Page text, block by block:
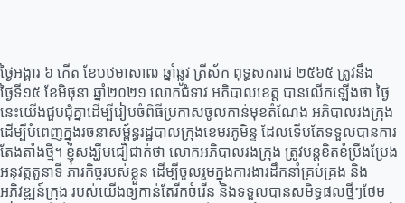
ថ្ងៃអង្គារ ៦ កើត ខែបឋមាសាឍ ឆ្នាំឆ្លូវ ត្រីស័ក ពុទ្ធសករាជ ២៥៦៥ ត្រូវនឹង
ថ្ងៃទី១៥ ខែមិថុនា ឆ្នាំ២០២១ លោកជំទាវ អភិបាលខេត្ត បានលើកឡើងថា ថ្ងៃ
នេះយើងជួបជុំគ្នាដើម្បីរៀបចំពិធីប្រកាសចូលកាន់មុខតំណែង អភិបាលរងក្រុង
ដើម្បីបំពេញក្នុងរចនាសម្ព័ន្ធរដ្ឋបាលក្រុងខេមរភូមិន្ទ ដែលទើបតែទទួលបានការ
តែងតាំងថ្មី។ ខ្ញុំសង្ឃឹមជឿជាក់ថា លោកអភិបាលរងក្រុង ត្រូវបន្តខិតខំប្រឹងប្រែង
អនុវត្តតួនាទី ភារកិច្ចរបស់ខ្លួន ដើម្បីចូលរួមក្នុងការងារដឹកនាំគ្រប់គ្រង និង
អភិវឌ្ឍន៍ក្រុង របស់យើងឲ្យកាន់តែរីកចំរើន និងទទួលបានសមិទ្ធផលថ្មីៗថែម